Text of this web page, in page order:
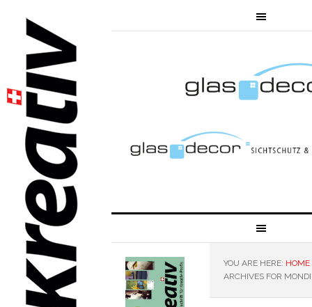
YOU ARE HERE: HOME
ARCHIVES FOR MONDI